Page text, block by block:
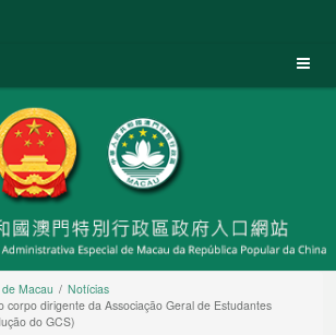
Macau
Notícias
corpo dirigente da Associação Geral de Estudantes
do GCS)